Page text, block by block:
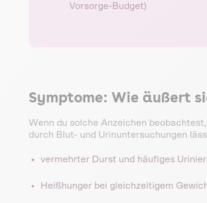
Vorsorge-Budget)
Symptome: Wie äußert
Wenn du solche Anzeichen
durch Blut- und Urinuntersuchungen
vermehrter Durst und häufiges
Heißhunger bei gleichzeitigem